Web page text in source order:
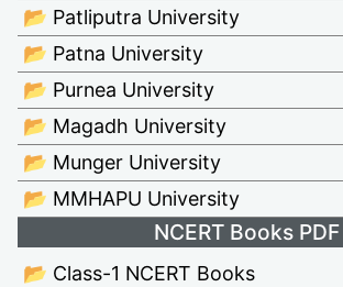
📂 Patliputra University
📂 Patna University
📂 Purnea University
📂 Magadh University
📂 Munger University
📂 MMHAPU University
NCERT Books PDF
📂 Class-1 NCERT Books